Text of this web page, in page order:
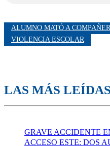
ALUMNO MATÓ A
VIOLENCIA ESCOLAR
LAS MÁS LEÍDAS
GRAVE ACCIDENTE
ACCESO ESTE: DOS